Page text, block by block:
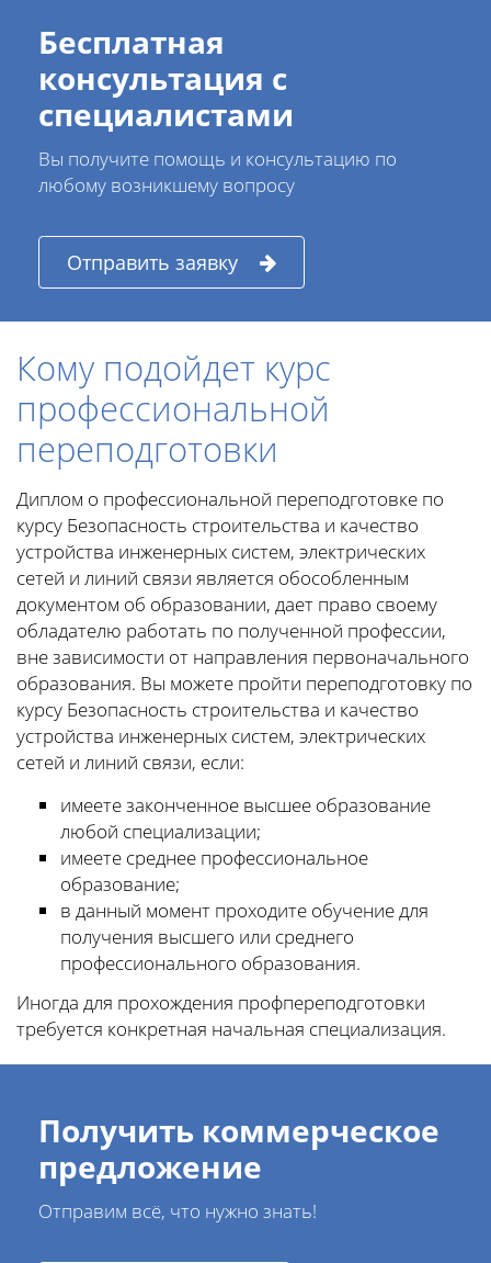
Бесплатная
консультация с
специалистами
Вы получите помощь и консультацию по
любому возникшему вопросу
Отправить заявку
Кому подойдет курс
профессиональной
переподготовки
Диплом о профессиональной переподготовке по
курсу Безопасность строительства и качество
устройства инженерных систем, электрических
сетей и линий связи является обособленным
документом об образовании, дает право своему
обладателю работать по полученной профессии,
вне зависимости от направления первоначального
образования. Вы можете пройти переподготовку по
курсу Безопасность строительства и качество
устройства инженерных систем, электрических
сетей и линий связи, если:
имеете законченное высшее образование
любой специализации;
имеете среднее профессиональное
образование;
в данный момент проходите обучение для
получения высшего или среднего
профессионального образования.
Иногда для прохождения профпереподготовки
требуется конкретная начальная специализация.
Получить коммерческое
предложение
Отправим всё, что нужно знать!